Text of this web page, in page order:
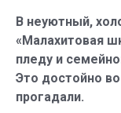
В неуютный,
«Малахитовая
пледу и
Это достойно
прогадали.